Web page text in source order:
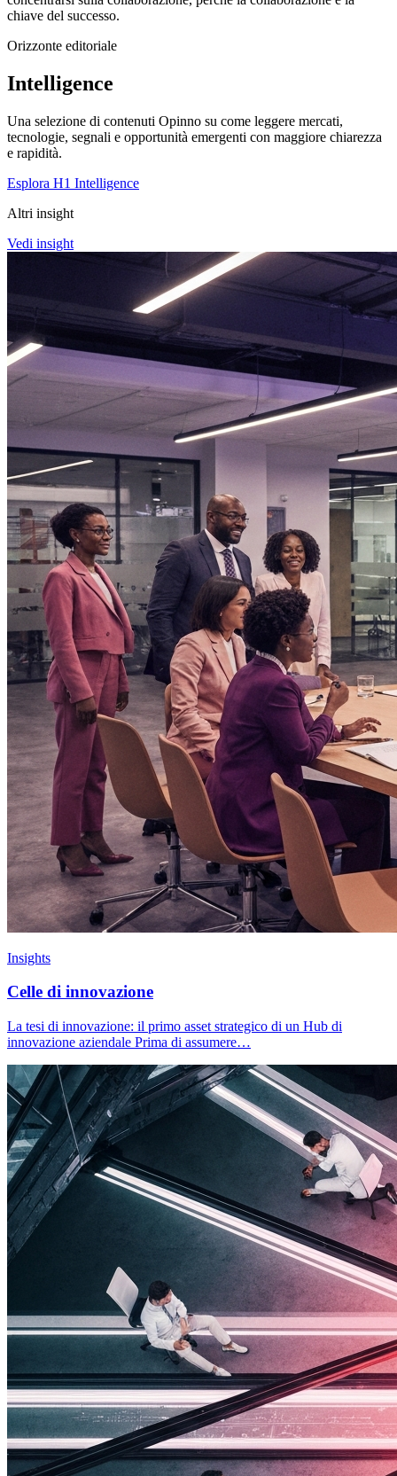
chiave del successo.
Orizzonte editoriale
Intelligence
Una selezione di contenuti Opinno su come leggere mercati,
tecnologie, segnali e opportunità emergenti con maggiore chiarezza
e rapidità.
Esplora H1 Intelligence
Altri insight
Vedi insight
Insights
Celle di innovazione
La tesi di innovazione: il primo asset strategico di un Hub di
innovazione aziendale Prima di assumere…